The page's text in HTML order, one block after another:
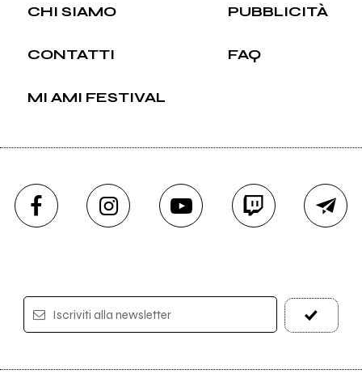
CHI SIAMO PUBBLICITÀ
CONTATTI FAQ
MI AMI FESTIVAL
Iscriviti alla newsletter